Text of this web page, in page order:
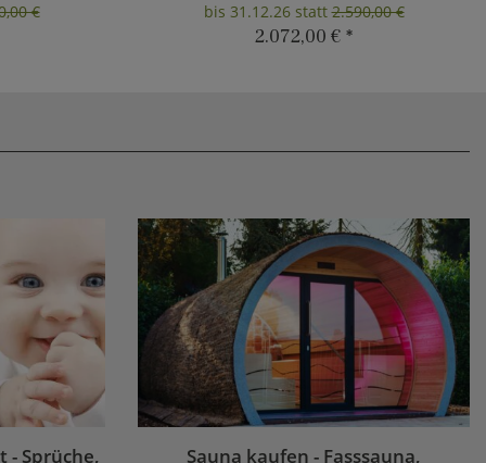
€
bis 31.12.26 statt2.590,00 €
2.072,00 € *
- Sprüche, Sauna kaufen - Fasssauna,